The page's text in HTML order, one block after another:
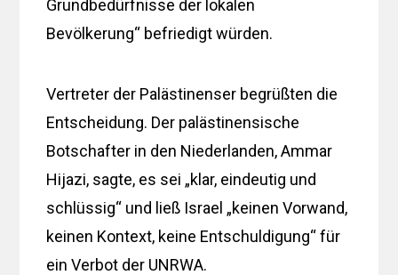
Grundbedürfnisse der lokalen
Bevölkerung“ befriedigt würden.
Vertreter der Palästinenser begrüßten die
Entscheidung. Der palästinensische
Botschafter in den Niederlanden, Ammar
Hijazi, sagte, es sei „klar, eindeutig und
schlüssig“ und ließ Israel „keinen Vorwand,
keinen Kontext, keine Entschuldigung“ für
ein Verbot der UNRWA.